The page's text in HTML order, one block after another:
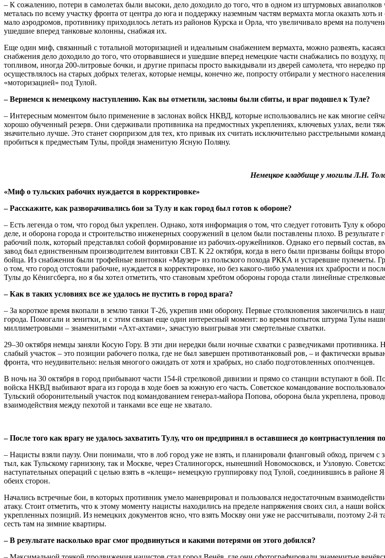
– К сожалению, потери в самолетах были высоки, дело доходило до того, что в одном из штурмовых
металась по всему участку фронта от центра до юга и поддержку наземным частям вермахта могла оказать
мало аэродромов, противнику приходилось летать из районов Курска и Орла, что увеличивало время на
ушедшие вперед танковые колонны, снабжая их.
Еще один миф, связанный с тотальной моторизацией и идеальным снабжением вермахта, можно развеять,
снабжения дело доходило до того, что оторвавшиеся и ушедшие вперед немецкие части снабжались по
топливом, иногда 200-литровые бочки, и другие припасы просто выкидывали из дверей самолета, что
осуществлялось на старых добрых телегах, которые немцы, конечно же, попросту отбирали у местного
«моторизацией» под Тулой.
– Вернемся к немецкому наступлению. Как вы отметили, заслоны были сбиты, и враг подошел к Туле?
– Интересным моментом было применение в заслонах войск НКВД, которые использовались не как многие
хорошо обученный резерв. Они сдерживали противника на предмостных укреплениях, ключевых узлах, вели
значительно лучше. Это станет сюрпризом для тех, кто привык их считать исключительно расстрельными
пробиться к предместьям Тулы, пройдя знаменитую Ясную Поляну.
Немецкое кладбище у могилы Л.Н.
«Миф о тульских рабочих нуждается в корректировке»
– Расскажите, как разворачивались бои за Тулу и как город был готов к обороне?
– Есть легенда о том, что город был укреплен. Однако, хотя информация о том, что следует готовить Тулу к
деле, и оборона города и строительство инженерных сооружений в целом были поставлены плохо. В
рабочий полк, который представлял собой формирование из рабочих-оружейников. Однако его первый состав,
завод был единственным производителем винтовки СВТ. К 22 октября, когда в него были призваны бойцы
бойца. Из снабжения были трофейные винтовки «Маузер» из польского похода РККА и устаревшие пулеметы.
о том, что город отстояли рабочие, нуждается в корректировке, но без какого-либо умаления их храбрости и
Тулы до Кёнигсберга, но я бы хотел отметить, что становым хребтом обороны города стали линейные
– Как в таких условиях все же удалось не пустить в город врага?
– За короткое время вкопали в землю танки Т-26, укрепив ими оборону. Первые столкновения закончились в
города. Помогали и зенитки, и с этим связан еще один интересный момент: во время попыток штурма Тулы
миллиметровыми – знаменитыми «Ахт-ахтами», зачастую выигрывая эти смертельные схватки.
29–30 октября немцы заняли Косую Гору. В эти дни нередки были ночные схватки с разведчиками
слабый участок – это позиции рабочего полка, где не был завершен противотанковый ров, – и фактически
фронта, что неудивительно: нельзя многого ожидать от хотя и храбрых, но слабо подготовленных ополченцев.
В ночь на 30 октября в город прибывают части 154-й стрелковой дивизии и прямо со станции вступают в бой.
войска НКВД выбивают врага из города в ходе боев за южную его часть. Советское командование
Тульский оборонительный участок под командованием генерал-майора Попова, оборона была укреплена,
взаимодействия между пехотой и танками все еще не хватало.
– После того как врагу не удалось захватить Тулу, что он предпринял в оставшиеся до контрнаступления
– Нацисты взяли паузу. Они понимали, что в лоб город уже не взять, и планировали фланговый обход, причем
тыл, как Тульскому гарнизону, так и Москве, через Сталиногорск, нынешний Новомосковск, и Узловую.
наступательных операций с целью взять в «клещи» немецкую группировку под Тулой, соединившись в
обеих сторон.
Начались встречные бои, в которых противник умело маневрировал и пользовался недостаточным
атаку. Стоит отметить, что к этому моменту нацисты находились на пределе напряжения своих сил, а наши
укрепленных позиций. Из немецких документов ясно, что взять Москву они уже не рассчитывали, поэтому 2-й
сесть там на зимние квартиры.
– В результате насколько враг смог продвинуться и какими потерями он этого добился?